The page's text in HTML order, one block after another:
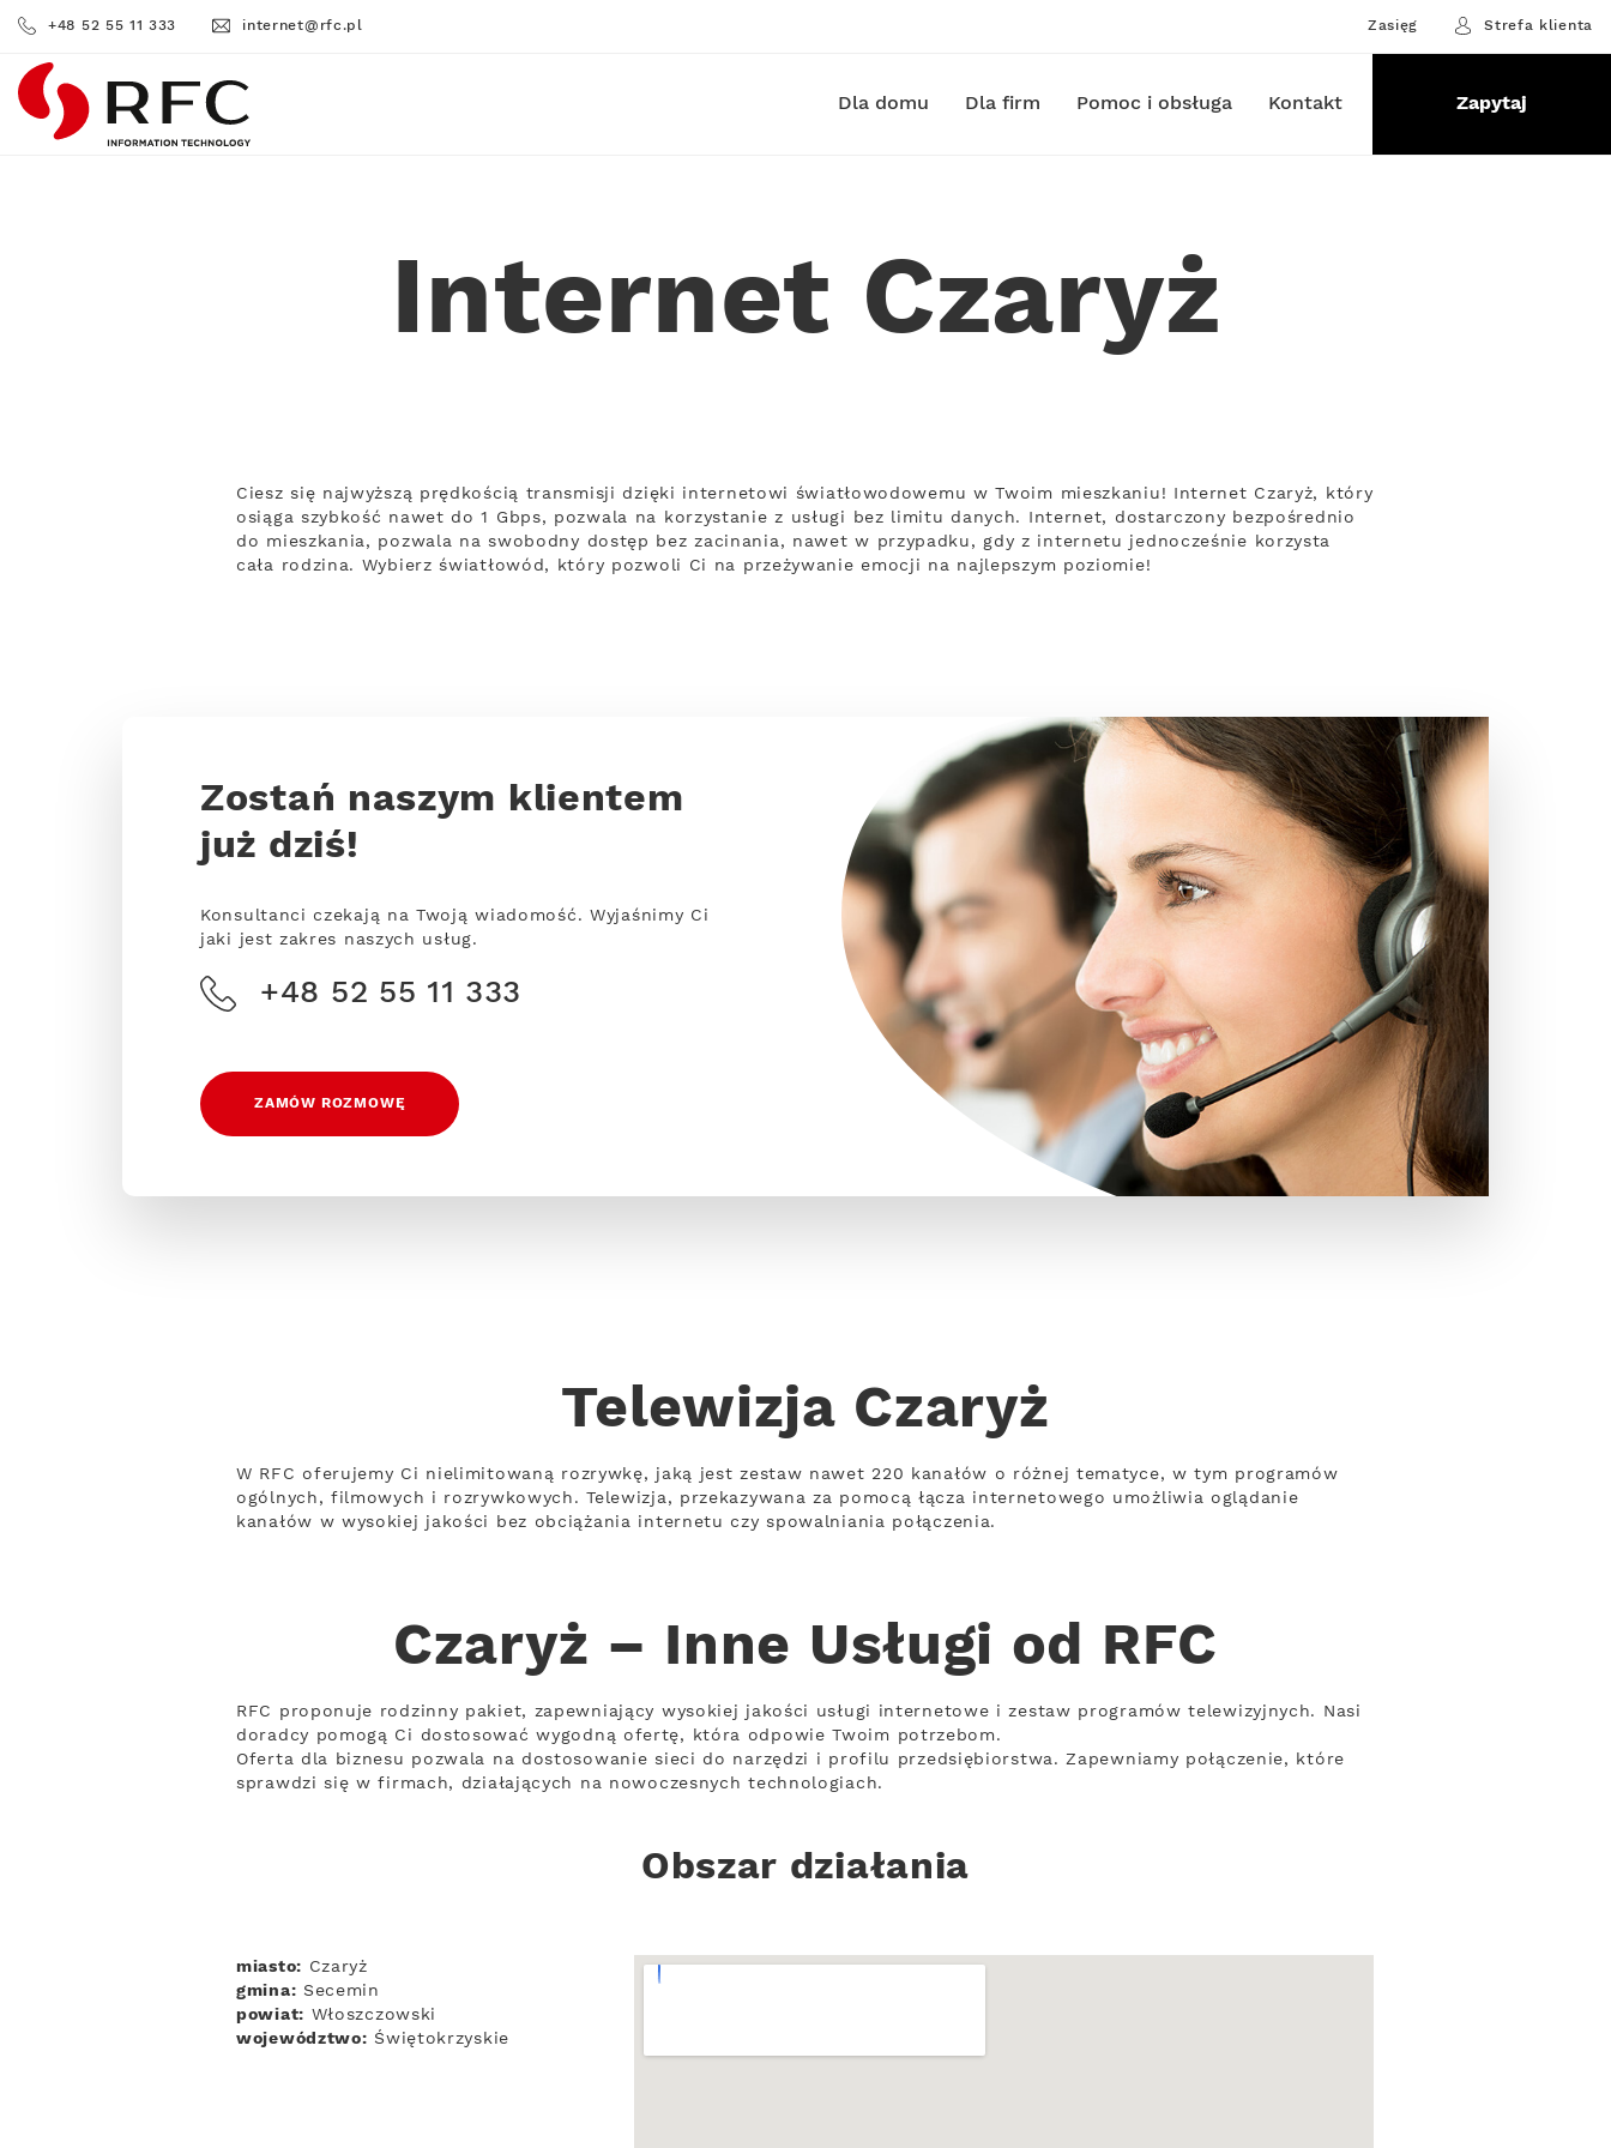
+48 52 55 11 333 internet@rfc.pl Zasięg Strefa klienta
RFC Dla domu Dla firm Pomoc i obsługa Kontakt Zapytaj
Internet Czaryż
Ciesz się najwyższą prędkością transmisji dzięki internetowi światłowodowemu w Twoim mieszkaniu! Internet Czaryż, który
osiąga szybkość nawet do 1 Gbps, pozwala na korzystanie z usługi bez limitu danych. Internet, dostarczony bezpośrednio
do mieszkania, pozwala na swobodny dostęp bez zacinania, nawet w przypadku, gdy z internetu jednocześnie korzysta
cała rodzina. Wybierz światłowód, który pozwoli Ci na przeżywanie emocji na najlepszym poziomie!
Zostań naszym klientem
już dziś!
Konsultanci czekają na Twoją wiadomość. Wyjaśnimy Ci
jaki jest zakres naszych usług.
+48 52 55 11 333
ZAMÓW ROZMOWĘ
Telewizja Czaryż
W RFC oferujemy Ci nielimitowaną rozrywkę, jaką jest zestaw nawet 220 kanałów o różnej tematyce, w tym programów
ogólnych, filmowych i rozrywkowych. Telewizja, przekazywana za pomocą łącza internetowego umożliwia oglądanie
kanałów w wysokiej jakości bez obciążania internetu czy spowalniania połączenia.
Czaryż – Inne Usługi od RFC
RFC proponuje rodzinny pakiet, zapewniający wysokiej jakości usługi internetowe i zestaw programów telewizyjnych. Nasi
doradcy pomogą Ci dostosować wygodną ofertę, która odpowie Twoim potrzebom.
Oferta dla biznesu pozwala na dostosowanie sieci do narzędzi i profilu przedsiębiorstwa. Zapewniamy połączenie, które
sprawdzi się w firmach, działających na nowoczesnych technologiach.
Obszar działania
miasto: Czaryż
gmina: Secemin
powiat: Włoszczowski
województwo: Świętokrzyskie